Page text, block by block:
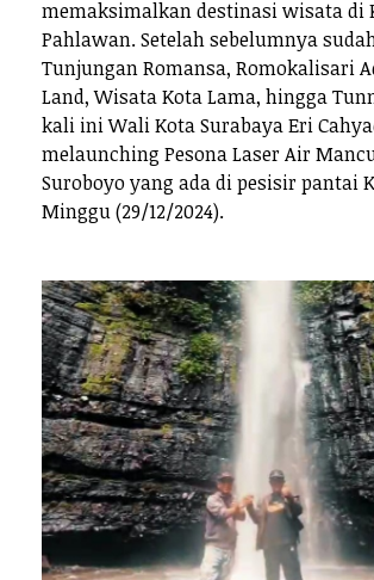
memaksimalkan destinasi wisata di
Pahlawan. Setelah sebelumnya
Tunjungan Romansa, Romokalisari
Land, Wisata Kota Lama, hingga
kali ini Wali Kota Surabaya Eri
melaunching Pesona Laser Air
Suroboyo yang ada di pesisir pantai
Minggu (29/12/2024).